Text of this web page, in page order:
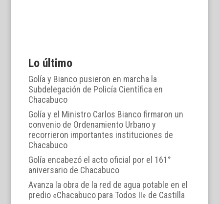
Lo último
Golía y Bianco pusieron en marcha la
Subdelegación de Policía Científica en
Chacabuco
Golía y el Ministro Carlos Bianco firmaron un
convenio de Ordenamiento Urbano y
recorrieron importantes instituciones de
Chacabuco
Golía encabezó el acto oficial por el 161°
aniversario de Chacabuco
Avanza la obra de la red de agua potable en el
predio «Chacabuco para Todos II» de Castilla